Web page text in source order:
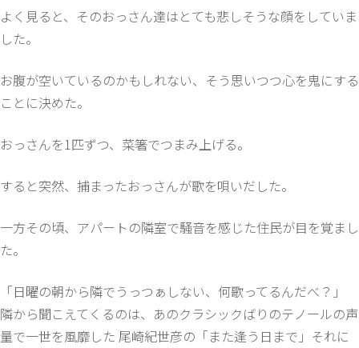
よく見ると、そのおっさん達はとても悲しそうな顔をしていま
した。
お腹が空いているのかもしれない、そう思いつつ心を鬼にする
ことに決めた。
おっさんを1匹ずつ、菜箸でつまみ上げる。
すると突然、捕まったおっさんが歌を唄いだした。
一方その頃、アパートの隣室で騒音を感じた住民が目を覚まし
た。
「日曜の朝から隣でうっつぁしない、何歌ってるんだべ？」
隣から聞こえてくるのは、あのクラシックばりのテノールの声
量で一世を風靡した 尾崎紀世彦の「また逢う日まで」それに